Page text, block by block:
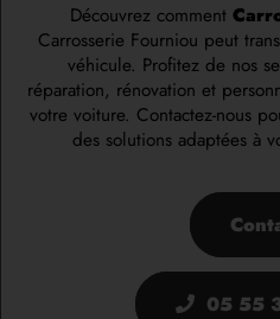
Découvrez comment
Carrosserie Fourniou peut
véhicule. Profitez de nos
réparation, rénovation et
votre voiture. Contactez-nous
des solutions adaptées à
05 55